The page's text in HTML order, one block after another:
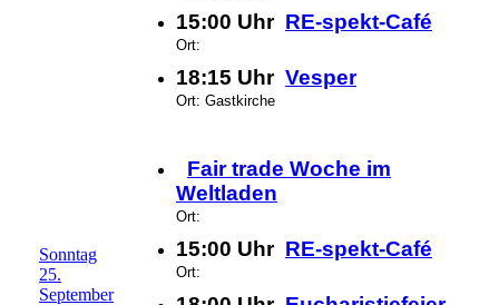
15:00 Uhr RE-spekt-Café
Ort:
18:15 Uhr Vesper
Ort: Gastkirche
Sonntag
25.
September
Fair trade Woche im
Weltladen
Ort:
15:00 Uhr RE-spekt-Café
Ort: